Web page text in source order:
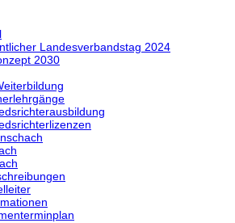
Landesverbandstag 2024
2030